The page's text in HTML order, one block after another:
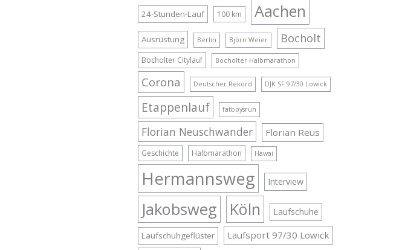
24-Stunden-Lauf 100 km Aachen
Ausrüstung Berlin Björn Weier Bocholt
Bocholter Citylauf Bocholter Halbmarathon
Corona Deutscher Rekord DJK SF 97/30 Lowick
Etappenlauf fatboysrun
Florian Neuschwander Florian Reus
Geschichte Halbmarathon Hawai
Hermannsweg Interview
Jakobsweg Köln Laufschuhe
Laufschuhgeflüster Laufsport 97/30 Lowick